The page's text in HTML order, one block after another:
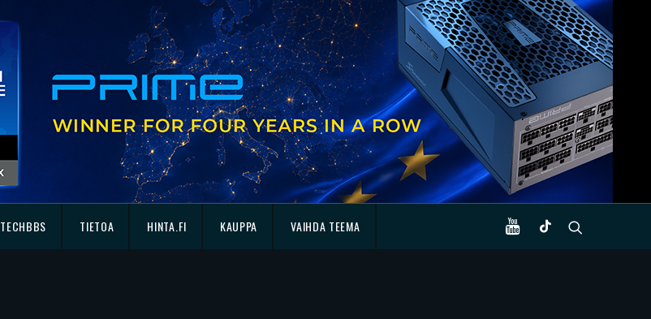
TECHBBS TIETOA HINTA.FI KAUPPA VAIHDA TEEMA